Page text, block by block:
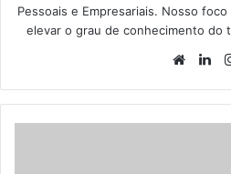
Pessoais e Empresariais. Nosso
elevar o grau de conhecimento do